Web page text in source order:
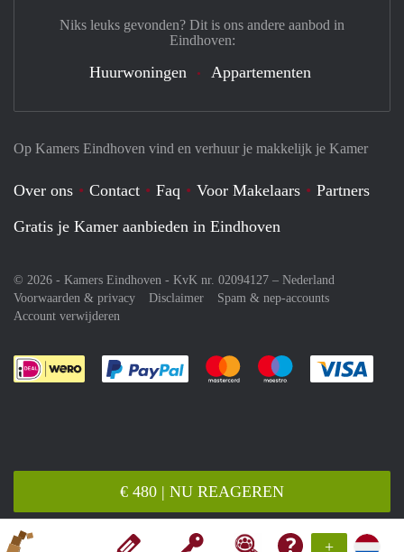
+
€ 480 | NU REAGEREN
Op Kamers Eindhoven vind en verhuur je makkelijk je Kamer
Over ons Contact Faq Voor Makelaars
Partners
Gratis je Kamer aanbieden in Eindhoven
© 2026 - Kamers Eindhoven - KvK nr. 02094127 – Nederland
Voorwaarden & privacy
Disclaimer
Spam & nep-accounts
Account verwijderen
Je rekent gemakkelijk af met Paypal
Je rekent gemakkelijk af met
Je rekent
Niks leuks gevonden? Dit is ons andere aanbod in
Eindhoven:
Huurwoningen Appartementen